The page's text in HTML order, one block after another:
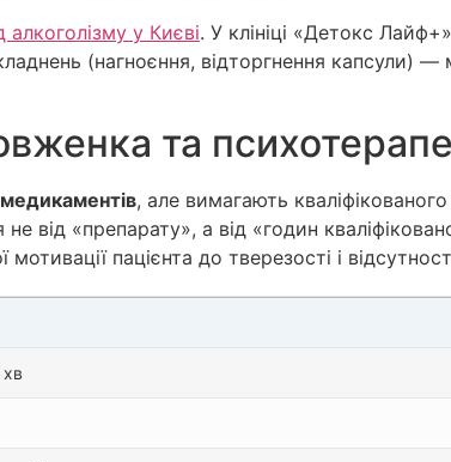
алкоголізму у Києві. У клініці «Детокс
(нагноєння, відторгнення капсули)
та
, але вимагають
від «препарату», а від «годин
пацієнта до тверезості і